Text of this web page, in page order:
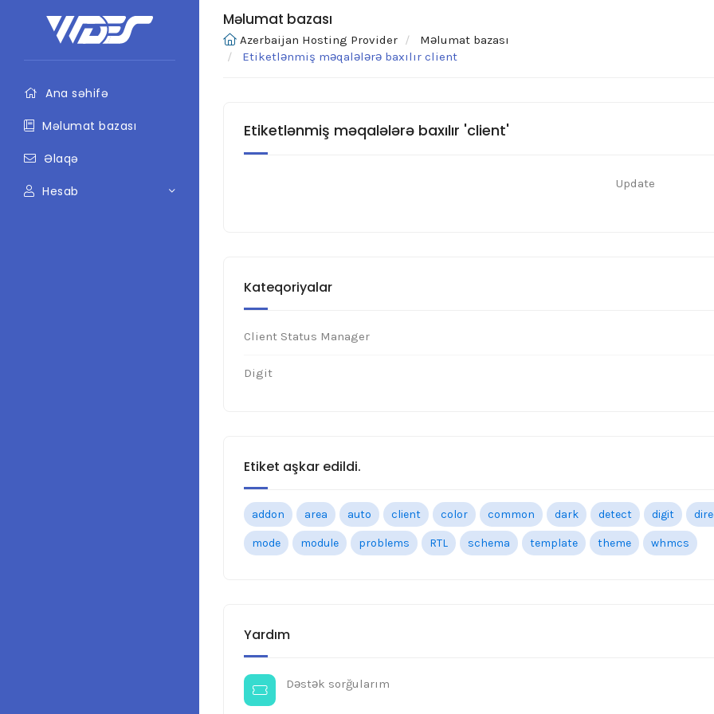
Ana səhifə
Məlumat bazası
Əlaqə
Hesab
Məlumat bazası
Azerbaijan Hosting Provider
Məlumat bazası
Etiketlənmiş məqalələrə baxılır client
Kateqoriyalar
Client Status Manager
Digit
Etiket aşkar edildi.
addon area auto client color common dark detect digit
mode module problems RTL schema template theme whmcs
Yardım
Dəstək sorğularım
Etiketlənmiş məqalələrə baxılır 'client'
Update